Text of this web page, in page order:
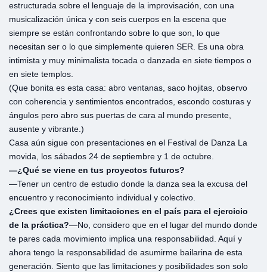
estructurada sobre el lenguaje de la improvisación, con una
musicalización única y con seis cuerpos en la escena que
siempre se están confrontando sobre lo que son, lo que
necesitan ser o lo que simplemente quieren SER. Es una obra
intimista y muy minimalista tocada o danzada en siete tiempos o
en siete templos.
(Que bonita es esta casa: abro ventanas, saco hojitas, observo
con coherencia y sentimientos encontrados, escondo costuras y
ángulos pero abro sus puertas de cara al mundo presente,
ausente y vibrante.)
Casa aún sigue con presentaciones en el Festival de Danza La
movida, los sábados 24 de septiembre y 1 de octubre.
—¿Qué se viene en tus proyectos futuros?
—Tener un centro de estudio donde la danza sea la excusa del
encuentro y reconocimiento individual y colectivo.
¿Crees que existen limitaciones en el país para el ejercicio
de la práctica?—No, considero que en el lugar del mundo donde
te pares cada movimiento implica una responsabilidad. Aquí y
ahora tengo la responsabilidad de asumirme bailarina de esta
generación. Siento que las limitaciones y posibilidades son solo